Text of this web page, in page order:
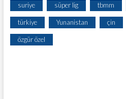
suriye süper lig tbmm
türkiye Yunanistan çin
özgür özel